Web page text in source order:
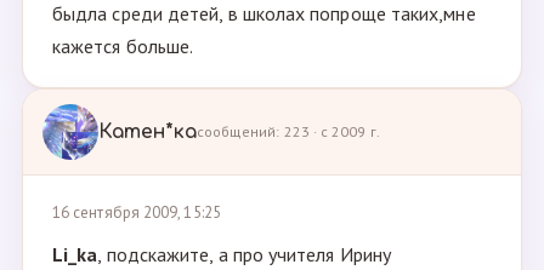
быдла среди детей, в школах попроще таких,мне
кажется больше.
Катен*касообщений: 223 · с 2009 г.
16 сентября 2009, 15:25
Li_ka, подскажите, а про учителя Ирину